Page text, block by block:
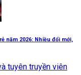
năm 2026: Nhiều đổi mới,
tuyên truyền viên